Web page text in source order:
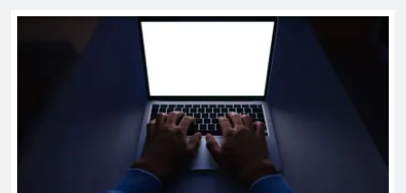
시범운영
한아름 기자 2026년 07월 21일